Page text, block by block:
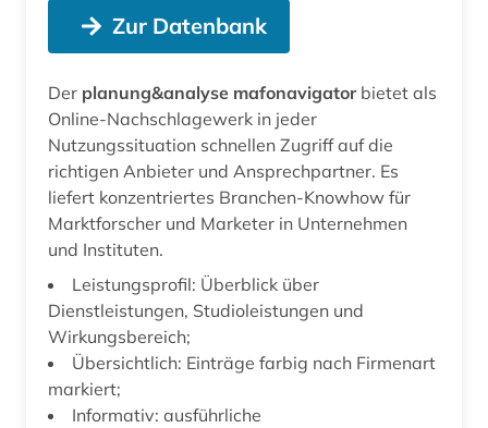
Zur Datenbank
Der planung&analyse mafonavigatorbietet als
Online-Nachschlagewerk in jeder
Nutzungssituation schnellen Zugriff auf die
richtigen Anbieter und Ansprechpartner. Es
liefert konzentriertes Branchen-Knowhow für
Marktforscher und Marketer in Unternehmen
und Instituten.
Leistungsprofil: Überblick über
Dienstleistungen, Studioleistungen und
Wirkungsbereich;
Übersichtlich: Einträge farbig nach Firmenart
markiert;
Informativ: ausführliche